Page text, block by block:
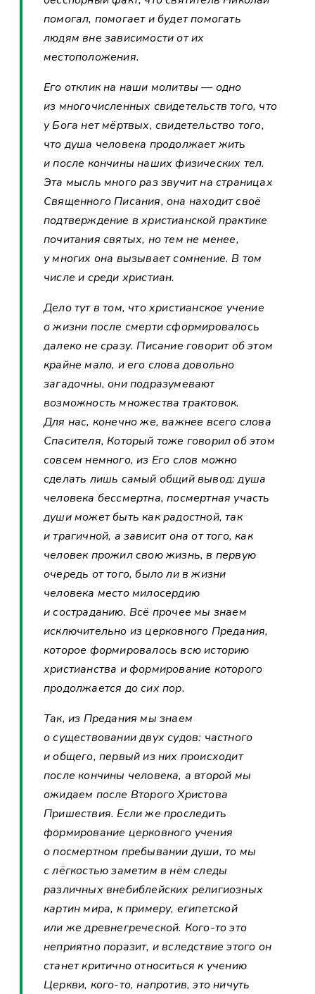
помогал, помогает и будет помогать
людям вне зависимости от их
местоположения.
Его отклик на наши молитвы — одно
из многочисленных свидетельств того, что
у Бога нет мёртвых, свидетельство того,
что душа человека продолжает жить
и после кончины наших физических тел.
Эта мысль много раз звучит на страницах
Священного Писания, она находит своё
подтверждение в христианской практике
почитания святых, но тем не менее,
у многих она вызывает сомнение. В том
числе и среди христиан.
Дело тут в том, что христианское учение
о жизни после смерти сформировалось
далеко не сразу. Писание говорит об этом
крайне мало, и его слова довольно
загадочны, они подразумевают
возможность множества трактовок.
Для нас, конечно же, важнее всего слова
Спасителя, Который тоже говорил об этом
совсем немного, из Его слов можно
сделать лишь самый общий вывод: душа
человека бессмертна, посмертная участь
души может быть как радостной, так
и трагичной, а зависит она от того, как
человек прожил свою жизнь, в первую
очередь от того, было ли в жизни
человека место милосердию
и состраданию. Всё прочее мы знаем
исключительно из церковного Предания,
которое формировалось всю историю
христианства и формирование которого
продолжается до сих пор.
Так, из Предания мы знаем
о существовании двух судов: частного
и общего, первый из них происходит
после кончины человека, а второй мы
ожидаем после Второго Христова
Пришествия. Если же проследить
формирование церковного учения
о посмертном пребывании души, то мы
с лёгкостью заметим в нём следы
различных внебиблейских религиозных
картин мира, к примеру, египетской
или же древнегреческой. Кого-то это
неприятно поразит, и вследствие этого он
станет критично относиться к учению
Церкви, кого-то, напротив, это ничуть